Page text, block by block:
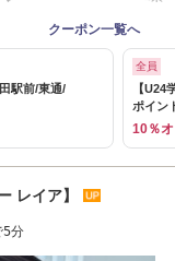
クーポン一覧へ
駅前/東通/
全員
【U24
ポイン
10％
レイア】
5分